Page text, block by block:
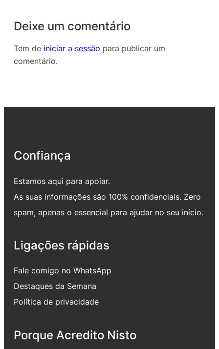
Deixe um comentário
Tem de iniciar a sessão para publicar um
comentário.
Confiança
Estamos aqui para apoiar.
As suas informações são 100% confidenciais. Zero
spam, apenas o essencial para ajudar no seu início.
Ligações rápidas
Fale comigo no WhatsApp
Destaques da Semana
Política de privacidade
Porque Acredito Nisto